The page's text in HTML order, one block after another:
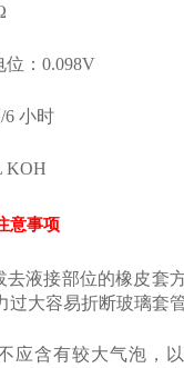
位：0.098V
6 小时
KOH
意事项
去液接部位的橡皮套
过大容易折断玻璃套管
应含有较大气泡，